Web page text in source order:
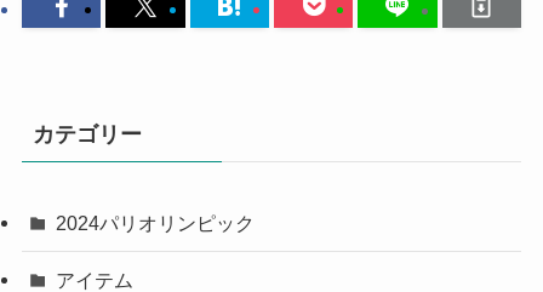
カテゴリー
2024パリオリンピック
アイテム